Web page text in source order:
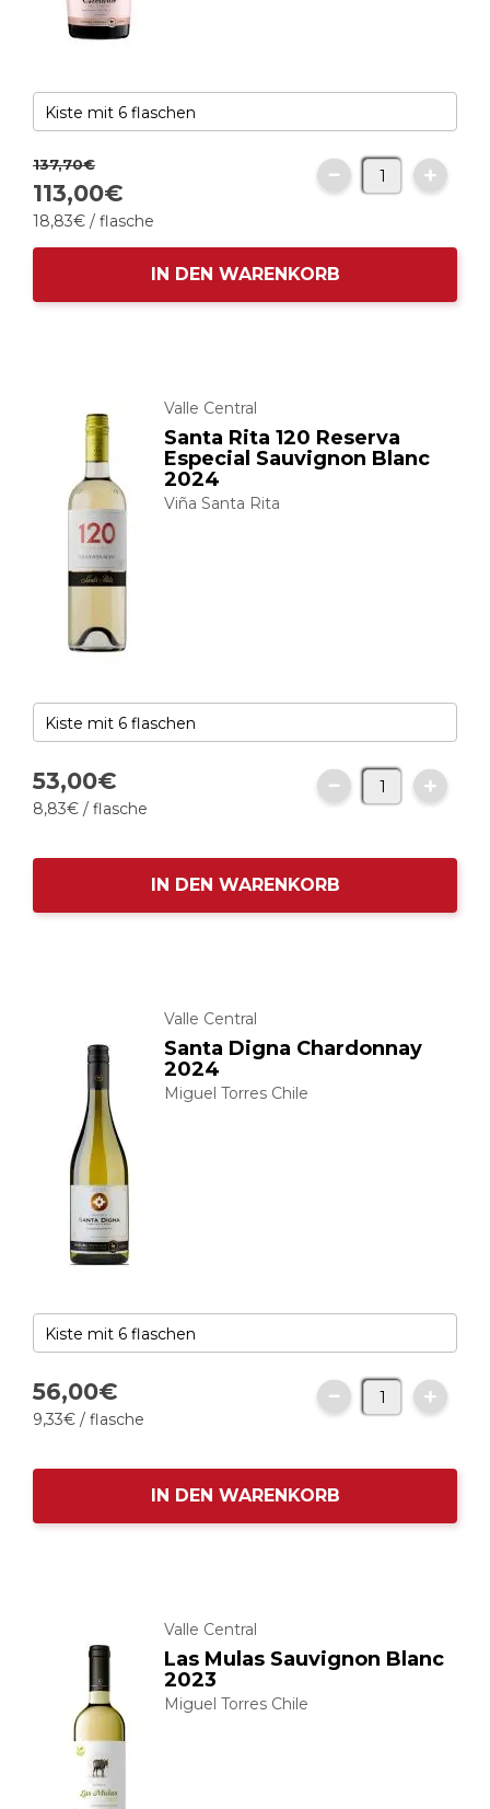
137,70€
113,00€
18,83€ / flasche
IN DEN WARENKORB
Valle Central
Santa Rita 120 Reserva
Especial Sauvignon Blanc
2024
Viña Santa Rita
53,00€
8,83€ / flasche
IN DEN WARENKORB
Valle Central
Santa Digna Chardonnay
2024
Miguel Torres Chile
56,00€
9,33€ / flasche
IN DEN WARENKORB
Valle Central
Las Mulas Sauvignon Blanc
2023
Miguel Torres Chile